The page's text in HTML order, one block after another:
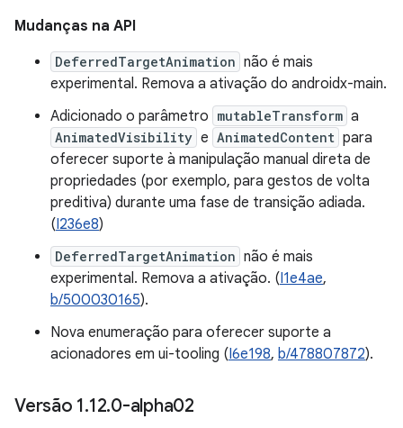
Mudanças na API
DeferredTargetAnimation não é mais
experimental. Remova a ativação do androidx-main.
Adicionado o parâmetro mutableTransform a
AnimatedVisibility e AnimatedContent para
oferecer suporte à manipulação manual direta de
propriedades (por exemplo, para gestos de volta
preditiva) durante uma fase de transição adiada.
(I236e8)
DeferredTargetAnimation não é mais
experimental. Remova a ativação. (I1e4ae,
b/500030165).
Nova enumeração para oferecer suporte a
acionadores em ui-tooling (I6e198, b/478807872).
Versão 1.12.0-alpha02